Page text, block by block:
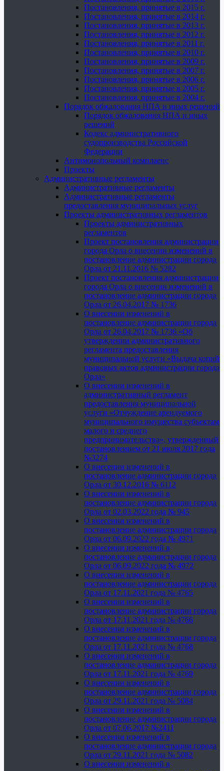
Постановления, принятые в 2015 г.
Постановления, принятые в 2014 г.
Постановления, принятые в 2013 г.
Постановления, принятые в 2012 г.
Постановления, принятые в 2011 г.
Постановления, принятые в 2010 г.
Постановления, принятые в 2009 г.
Постановления, принятые в 2007 г.
Постановления, принятые в 2006 г.
Постановления, принятые в 2005 г.
Постановления, принятые в 2004 г.
Порядок обжалования НПА и иных решений
Порядок обжалования НПА и иных
решений
Кодекс административного
судопроизводства Российской
Федерации
Антимонопольный комплаенс
Проекты
Административные регламенты
Административные регламенты
Административные регламенты
предоставления муниципальных услуг
Проекты административных регламентов
Проекты административных
регламентов
Проект постановления администрации
города Орла о внесении изменений в
постановление администрации города
Орла от 21.11.2016 № 5282
Проект постановления администрации
города Орла о внесении изменений в
постановление администрации города
Орла от 26.04.2017 № 1736
О внесении изменений в
постановление администрации города
Орла от 26.04.2017 № 1736 «Об
утверждении административного
регламента предоставления
муниципальной услуги «Выдача копий
правовых актов администрации города
Орла»
О внесении изменений в
административный регламент
предоставления муниципальной
услуги «Отчуждение арендуемого
муниципального имущества субъектам
малого и среднего
предпринимательства», утвержденный
постановлением от 21 июля 2017 года
№3274
О внесении изменений в
постановление администрации города
Орла от 30.12.2016 № 6112
О внесении изменений в
постановление администрации города
Орла от 02.03.2022 года № 945
О внесении изменений в
постановление администрации города
Орла от 06.09.2022 года № 4971
О внесении изменений в
постановление администрации города
Орла от 06.09.2022 года № 4972
О внесении изменений в
постановление администрации города
Орла от 17.11.2021 года № 4765
О внесении изменений в
постановление администрации города
Орла от 17.11.2021 года № 4766
О внесении изменений в
постановление администрации города
Орла от 17.11.2021 года № 4768
О внесении изменений в
постановление администрации города
Орла от 17.11.2021 года № 4769
О внесении изменений в
постановление администрации города
Орла от 29.11.2021 года № 5084
О внесении изменений в
постановление администрации города
Орла от 07.06.2017 №2411
О внесении изменений в
постановление администрации города
Орла от 29.11.2021 года № 5082
О внесении изменений в